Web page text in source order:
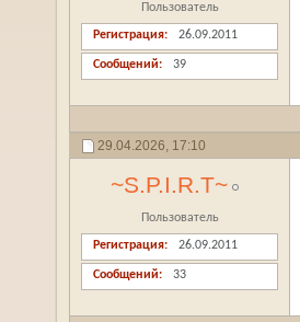
Пользователь
Регистрация 26.09.2011
Сообщений 39
29.04.2026, 17:10
~S.P.I.R.T~
Пользователь
Регистрация 26.09.2011
Сообщений 33